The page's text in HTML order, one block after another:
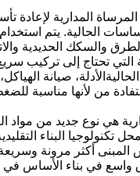
المدارية لإعادة
الحالية. يتم
والسكك الحديدية
التي تحتاج إلى تركيب
صيانة
من لأنها مناسبة
هي نوع جديد من مواد
تكنولوجيا البناء
المبنى أكثر مرونة
واسع في بناء الأساس